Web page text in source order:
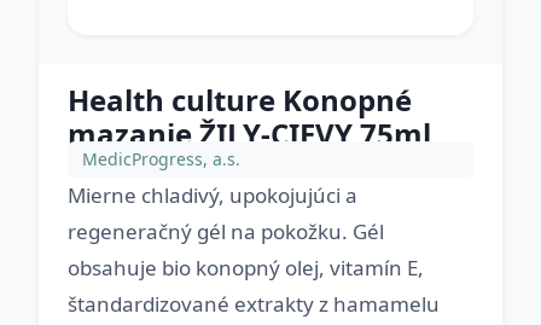
Health culture Konopné
mazanie ŽILY-CIEVY 75ml
MedicProgress, a.s.
Mierne chladivý, upokojujúci a
regeneračný gél na pokožku. Gél
obsahuje bio konopný olej, vitamín E,
štandardizované extrakty z hamamelu